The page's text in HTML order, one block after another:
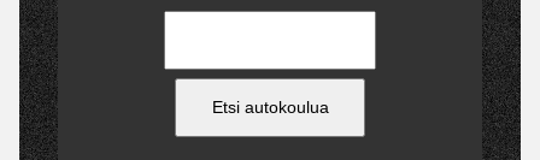
Etsi autokoulua